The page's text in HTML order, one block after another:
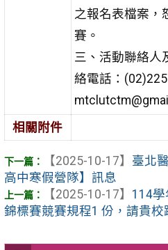
之報名表檔案，
賽。
三、活動聯絡人
絡電話：
相關附件
【2025-10-17】 臺北
高中寒假營隊】訊息
【2025-10-17】 114
錦標賽競賽規程1 份，請貴校